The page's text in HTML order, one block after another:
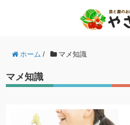
ホーム / マメ知識
マメ知識